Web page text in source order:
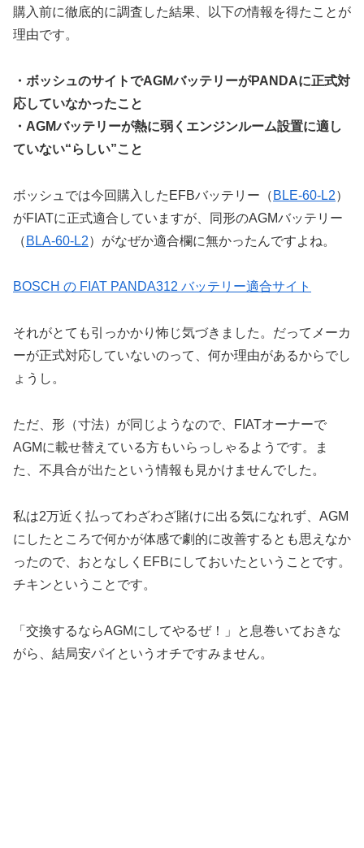
購入前に徹底的に調査した結果、以下の情報を得たことが
理由です。
・ボッシュのサイトでAGMバッテリーがPANDAに正式対
応していなかったこと
・AGMバッテリーが熱に弱くエンジンルーム設置に適し
ていない“らしい”こと
ボッシュでは今回購入したEFBバッテリー（ BLE-60-L2）
がFIATに正式適合していますが、同形のAGMバッテリー
（ BLA-60-L2）がなぜか適合欄に無かったんですよね。
BOSCH の FIAT PANDA312 バッテリー適合サイト
それがとても引っかかり怖じ気づきました。だってメーカ
ーが正式対応していないのって、何か理由があるからでし
ょうし。
ただ、形（寸法）が同じようなので、FIATオーナーで
AGMに載せ替えている方もいらっしゃるようです。ま
た、不具合が出たという情報も見かけませんでした。
私は2万近く払ってわざわざ賭けに出る気になれず、AGM
にしたところで何かが体感で劇的に改善するとも思えなか
ったので、おとなしくEFBにしておいたということです。
チキンということです。
「交換するならAGMにしてやるぜ！」と息巻いておきな
がら、結局安パイというオチですみません。